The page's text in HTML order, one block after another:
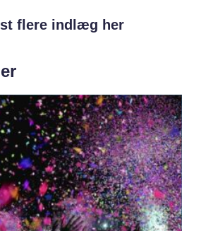
flere indlæg her